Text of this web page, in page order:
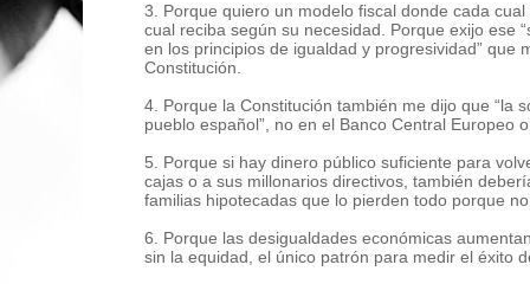
3. Porque quiero un modelo fiscal donde cada
cual reciba según su necesidad. Porque exijo ese
en los principios de igualdad y progresividad” que
Constitución.
4. Porque la Constitución también me dijo que “la
pueblo español”, no en el Banco Central Europeo
5. Porque si hay dinero público suficiente para
cajas o a sus millonarios directivos, también
familias hipotecadas que lo pierden todo porque
6. Porque las desigualdades económicas
sin la equidad, el único patrón para medir el éxito